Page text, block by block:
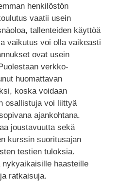
henkilöstön
vaatii usein
tallenteiden käyttöä
vaikutus voi olla vaikeasti
ovat usein
verkko-
huomattavan
koska voidaan
osallistuja voi liittyä
ajankohtana.
joustavuutta sekä
kurssin suoritusajan
testien tuloksia.
haasteille
ratkaisuja.